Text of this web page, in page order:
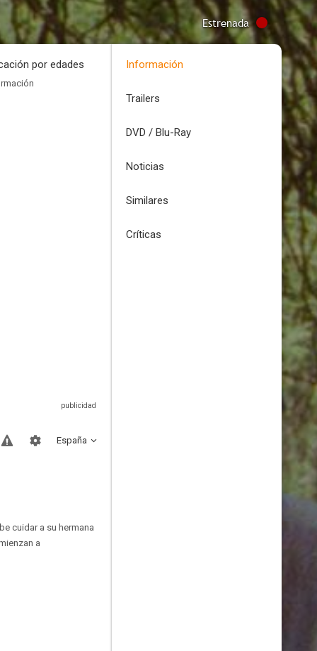
Estrenada
por edades
España
cuidar a su hermana
a
Información
Trailers
DVD / Blu-Ray
Noticias
Similares
Críticas